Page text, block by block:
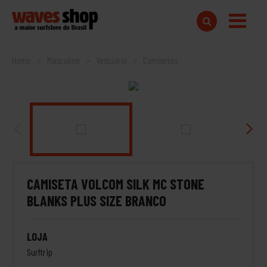
Home Camisetas
CAMISETA VOLCOM SILK MC STONE
BLANKS PLUS SIZE BRANCO
LOJA
Surftrip